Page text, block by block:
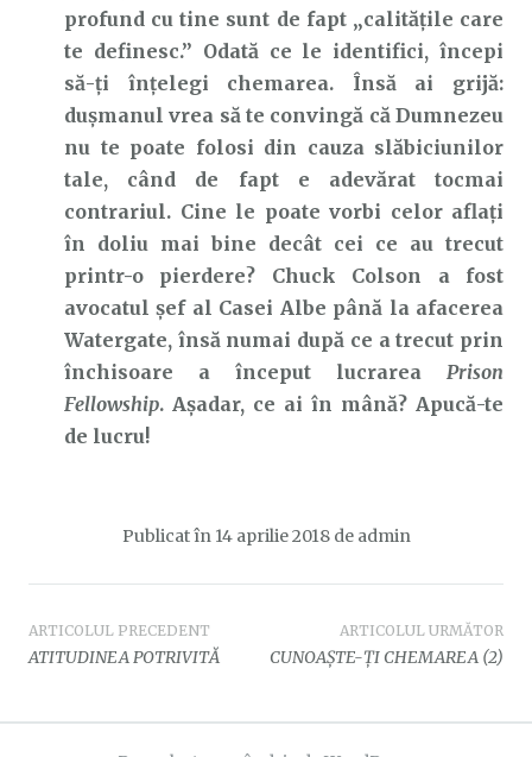
profund cu tine sunt de fapt „calitățile care
te definesc.” Odată ce le identifici, începi
să-ți înțelegi chemarea. Însă ai grijă:
dușmanul vrea să te convingă că Dumnezeu
nu te poate folosi din cauza slăbiciunilor
tale, când de fapt e adevărat tocmai
contrariul. Cine le poate vorbi celor aflați
în doliu mai bine decât cei ce au trecut
printr-o pierdere? Chuck Colson a fost
avocatul șef al Casei Albe până la afacerea
Watergate, însă numai după ce a trecut prin
închisoare a început lucrarea Prison
Fellowship. Așadar, ce ai în mână? Apucă-te
de lucru!
Publicat în 14 aprilie 2018de admin
Navigare
articole
ARTICOLUL PRECEDENT
ATITUDINEA POTRIVITĂ
ARTICOLUL URMĂTOR
CUNOAȘTE-ȚI CHEMAREA (2)